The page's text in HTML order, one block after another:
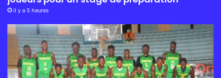
il y a 5 heures